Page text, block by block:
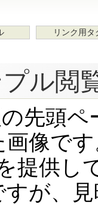
リンク用タ
ル閲
先頭
画像で
提供し
すが、